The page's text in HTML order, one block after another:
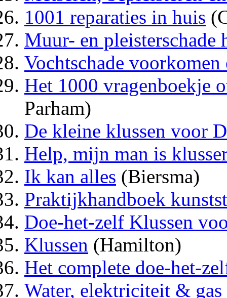
1001 reparaties in huis
Muur- en pleisterschade
Vochtschade voorkomen
Het 1000 vragenboekje
Parham)
De kleine klussen voor
Help, mijn man is
Ik kan alles (Biersma)
Praktijkhandboek
Doe-het-zelf Klussen
Klussen (Hamilton)
Het complete doe-het-
Water, elektriciteit & gas